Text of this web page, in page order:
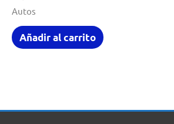
Autos
Añadir al carrito